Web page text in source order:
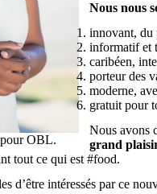
OBL.
Nous nous
innovant, du
informatif et
caribéen,
porteur des
moderne,
gratuit pour
Nous avons
grand
tout ce qui est #food.
d’être intéressés par ce